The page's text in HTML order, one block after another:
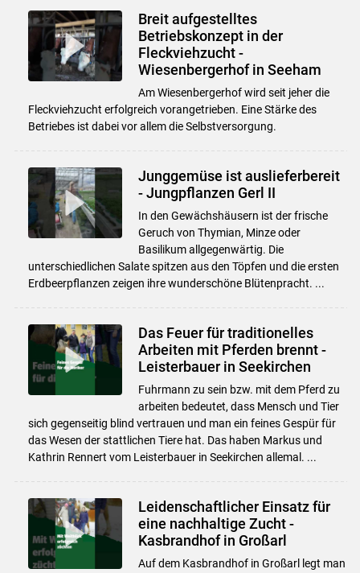
Breit aufgestelltes
Betriebskonzept in der
Fleckviehzucht -
Wiesenbergerhof in Seeham
Am Wiesenbergerhof wird seit jeher die
Fleckviehzucht erfolgreich vorangetrieben. Eine Stärke des
Betriebes ist dabei vor allem die Selbstversorgung.
Junggemüse ist auslieferbereit
- Jungpflanzen Gerl II
In den Gewächshäusern ist der frische
Geruch von Thymian, Minze oder
Basilikum allgegenwärtig. Die
unterschiedlichen Salate spitzen aus den Töpfen und die ersten
Erdbeerpflanzen zeigen ihre wunderschöne Blütenpracht. ...
Das Feuer für traditionelles
Arbeiten mit Pferden brennt -
Leisterbauer in Seekirchen
Fuhrmann zu sein bzw. mit dem Pferd zu
arbeiten bedeutet, dass Mensch und Tier
sich gegenseitig blind vertrauen und man ein feines Gespür für
das Wesen der stattlichen Tiere hat. Das haben Markus und
Kathrin Rennert vom Leisterbauer in Seekirchen allemal. ...
Leidenschaftlicher Einsatz für
eine nachhaltige Zucht -
Kasbrandhof in Großarl
Auf dem Kasbrandhof in Großarl legt man